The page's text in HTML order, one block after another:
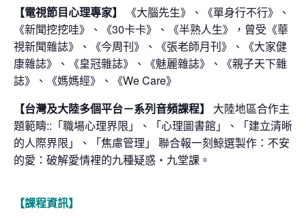
【電視節目心理專家】
《大腦先生》、《單身行不行》、
《新聞挖挖哇》、《30卡卡》、《半熟人生》，曾受《華
視新聞雜誌》、《今周刊》、《張老師月刊》、《大家健
康雜誌》、《皇冠雜誌》、《魅麗雜誌》、《親子天下雜
誌》、《媽媽經》、《We Care》
【台灣及大陸多個平台－系列音頻課程】
大陸地區合作主
題範疇::「職場心理界限」、「心理圖書館」、「建立清晰
的人際界限」、「焦慮管理」 聯合報一刻鯨選製作：不安
的愛：破解愛情裡的九種疑惑・九堂課。
【課程資訊】